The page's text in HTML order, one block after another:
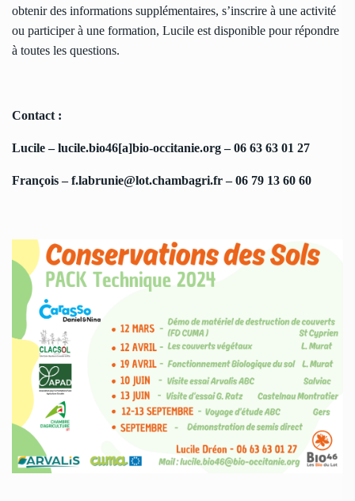
obtenir des informations supplémentaires, s’inscrire à une activité
ou participer à une formation, Lucile est disponible pour répondre
à toutes les questions.
Contact :
Lucile – lucile.bio46[a]bio-occitanie.org – 06 63 63 01 27
François – f.labrunie@lot.chambagri.fr – 06 79 13 60 60